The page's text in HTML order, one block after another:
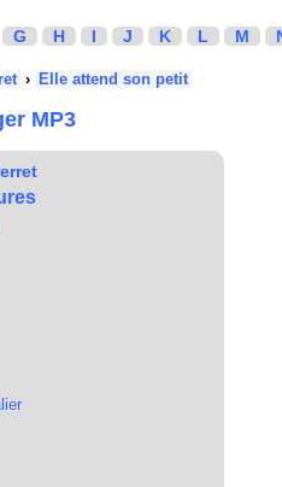
G H I J K L M
› Elle attend son petit
MP3